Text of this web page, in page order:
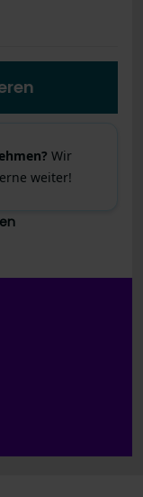
Wir
weiter!